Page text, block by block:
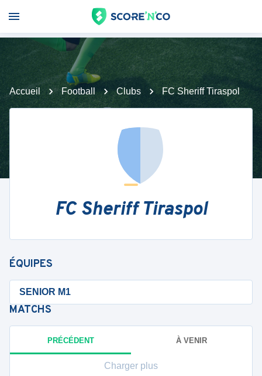
Accueil Football Clubs FC Sheriff Tiraspol
FC Sheriff Tiraspol
ÉQUIPES
SENIOR M1
MATCHS
PRÉCÉDENT À VENIR
Charger plus